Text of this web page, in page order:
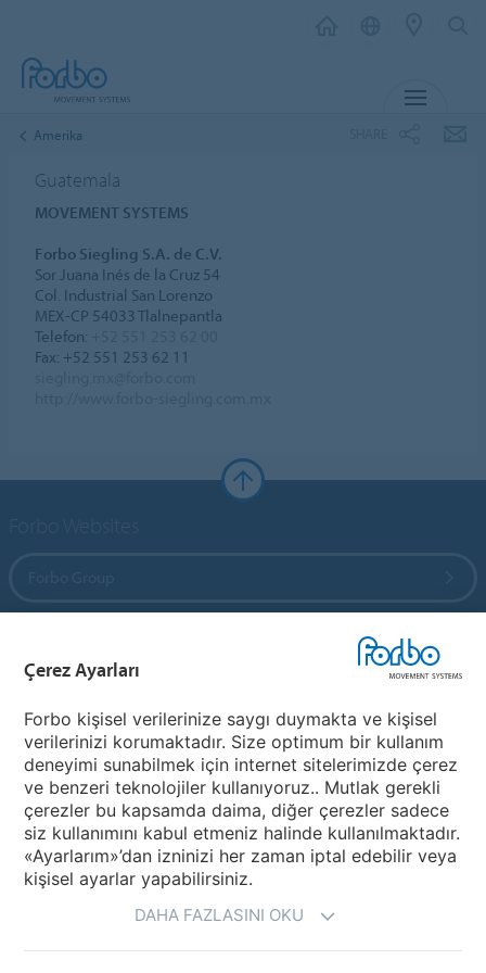
Amerika
Guatemala
MOVEMENT SYSTEMS
Forbo Siegling S.A. de C.V.
Sor Juana Inés de la Cruz 54
Col. Industrial San Lorenzo
MEX-CP 54033 Tlalnepantla
Telefon:
Fax: +52 551 253 62 11
Bir Ülke Seçiniz
Ülkenizi Seçiniz
Çerez Ayarları
Forbo kişisel verilerinize saygı duymakta ve kişisel
verilerinizi korumaktadır. Size optimum bir kullanım
deneyimi sunabilmek için internet sitelerimizde çerez
ve benzeri teknolojiler kullanıyoruz.. Mutlak gerekli
çerezler bu kapsamda daima, diğer çerezler sadece
siz kullanımını kabul etmeniz halinde kullanılmaktadır.
«Ayarlarım»’dan izninizi her zaman iptal edebilir veya
kişisel ayarlar yapabilirsiniz.
DAHA FAZLASINI OKU